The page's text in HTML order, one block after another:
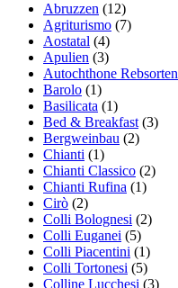
Abruzzen (12)
Agriturismo (7)
Aostatal (4)
Apulien (3)
Autochthone Rebsorten
Barolo (1)
Basilicata (1)
Bed & Breakfast (3)
Bergweinbau (2)
Chianti (1)
Chianti Classico (2)
Chianti Rufina (1)
Cirò (2)
Colli Bolognesi (2)
Colli Euganei (5)
Colli Piacentini (1)
Colli Tortonesi (5)
Colline Lucchesi (3)